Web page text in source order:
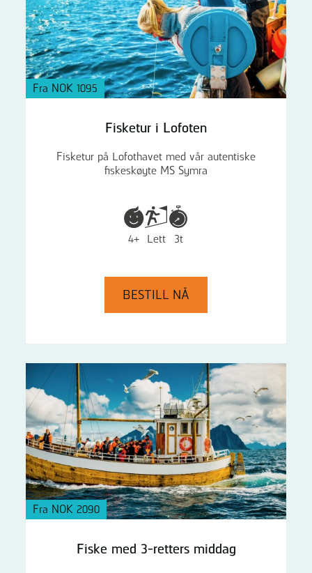
Fra NOK 1095
Fisketur i Lofoten
Fisketur på Lofothavet med vår autentiske
fiskeskøyte MS Symra
4+ Lett 3t
BESTILL NÅ
Fra NOK 2090
Fiske med 3-retters middag